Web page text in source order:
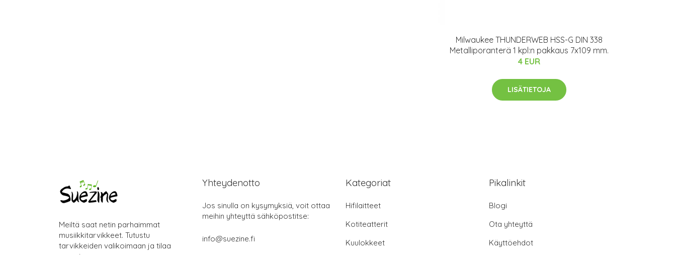
Milwaukee THUNDERWEB HSS-G DIN 338
Metalliporanterä 1 kpl:n pakkaus 7x109 mm.
4 EUR
LISÄTIETOJA
Meiltä saat netin parhaimmat
musiikkitarvikkeet. Tutustu
tarvikkeiden valikoimaan ja tilaa
Yhteydenotto
Jos sinulla on kysymyksiä, voit ottaa
meihin yhteyttä sähköpostitse:
info@suezine.fi
Kategoriat
Hifilaitteet
Kotiteatterit
Kuulokkeet
Pikalinkit
Blogi
Ota yhteyttä
Käyttöehdot